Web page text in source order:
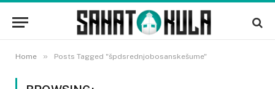
Home » Posts Tagged "špdsrednjobosanskešume"